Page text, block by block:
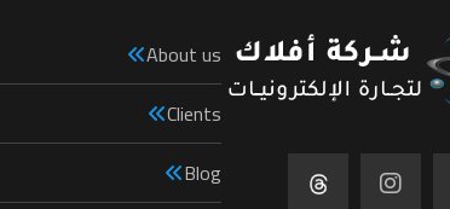
About us
Clients
Blog